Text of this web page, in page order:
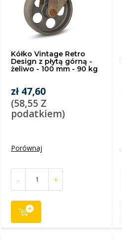
Kółko Vintage Retro
Design z płytą górną -
żeliwo - 100 mm - 90 kg
zł 47,60
(58,55 Z
podatkiem)
Porównaj
- +